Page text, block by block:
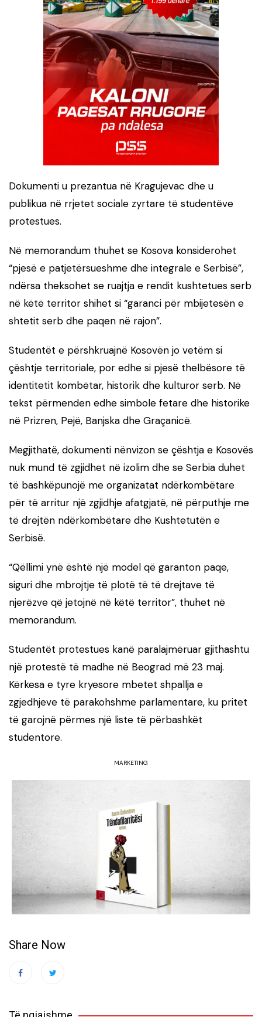
Dokumenti u prezantua në Kragujevac dhe u
publikua në rrjetet sociale zyrtare të studentëve
protestues.
Në memorandum thuhet se Kosova konsiderohet
“pjesë e patjetërsueshme dhe integrale e Serbisë”,
ndërsa theksohet se ruajtja e rendit kushtetues serb
në këtë territor shihet si “garanci për mbijetesën e
shtetit serb dhe paqen në rajon”.
Studentët e përshkruajnë Kosovën jo vetëm si
çështje territoriale, por edhe si pjesë thelbësore të
identitetit kombëtar, historik dhe kulturor serb. Në
tekst përmenden edhe simbole fetare dhe historike
në Prizren, Pejë, Banjska dhe Graçanicë.
Megjithatë, dokumenti nënvizon se çështja e Kosovës
nuk mund të zgjidhet në izolim dhe se Serbia duhet
të bashkëpunojë me organizatat ndërkombëtare
për të arritur një zgjidhje afatgjatë, në përputhje me
të drejtën ndërkombëtare dhe Kushtetutën e
Serbisë.
“Qëllimi ynë është një model që garanton paqe,
siguri dhe mbrojtje të plotë të të drejtave të
njerëzve që jetojnë në këtë territor”, thuhet në
memorandum.
Studentët protestues kanë paralajmëruar gjithashtu
një protestë të madhe në Beograd më 23 maj.
Kërkesa e tyre kryesore mbetet shpallja e
zgjedhjeve të parakohshme parlamentare, ku pritet
të garojnë përmes një liste të përbashkët
studentore.
MARKETING
Share Now